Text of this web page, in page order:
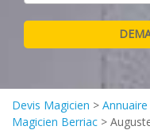
Devis Magicien >
Magicien Berriac >